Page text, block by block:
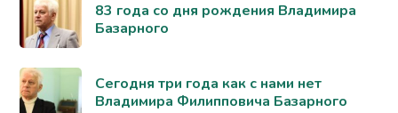
83 года со дня рождения Владимира
Базарного
Сегодня три года как с нами нет
Владимира Филипповича Базарного